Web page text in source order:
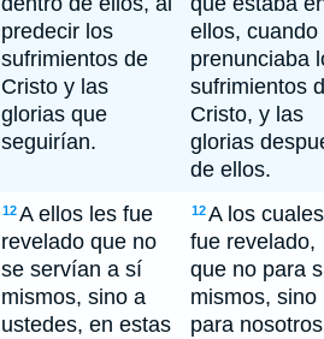
predecir los
sufrimientos de
Cristo y las
glorias que
seguirían.
ellos, cuando
prenunciaba
sufrimientos
Cristo, y las
glorias
de ellos.
12A ellos les fue
revelado que no
se servían a sí
mismos, sino a
ustedes, en estas
12A los cuales
fue revelado,
que no para
mismos, sino
para